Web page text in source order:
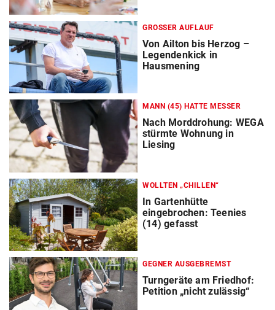
GROSSER AUFLAUF
Von Ailton bis Herzog –
Legendenkick in
Hausmening
MANN (45) HATTE MESSER
Nach Morddrohung: WEGA
stürmte Wohnung in
Liesing
WOLLTEN „CHILLEN“
In Gartenhütte
eingebrochen: Teenies
(14) gefasst
GEGNER AUSGEBREMST
Turngeräte am Friedhof:
Petition „nicht zulässig“